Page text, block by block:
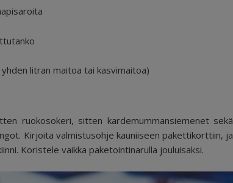
litran maitoa tai kasvimaitoa)
ruokosokeri, sitten kardemummansiemenet sekä
Kirjoita valmistusohje kauniiseen pakettikorttiin, ja
Koristele vaikka paketointinarulla jouluisaksi.